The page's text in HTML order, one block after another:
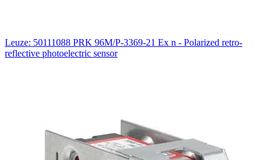
Leuze: 50111088 PRK 96M/P-3369-21 Ex n - Polarized retro-
reflective photoelectric sensor